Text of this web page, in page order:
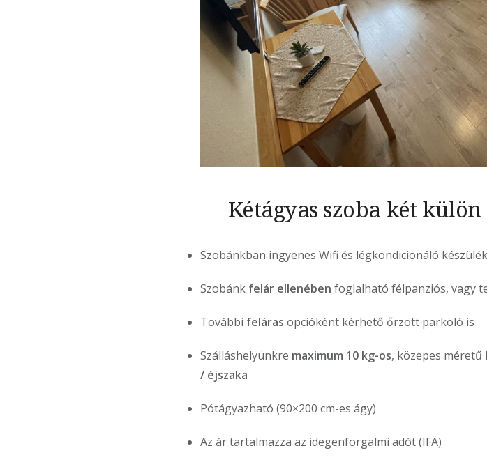
Kétágyas szoba két
Szobánkban ingyenes Wifi és légkondicionáló
Szobánk felár ellenében foglalható félpanziós, vagy
További feláras opcióként kérhető őrzött parkoló is
Szálláshelyünkre maximum 10 kg-os, közepes
/ éjszaka
Pótágyazható (90×200 cm-es ágy)
Az ár tartalmazza az idegenforgalmi adót (IFA)